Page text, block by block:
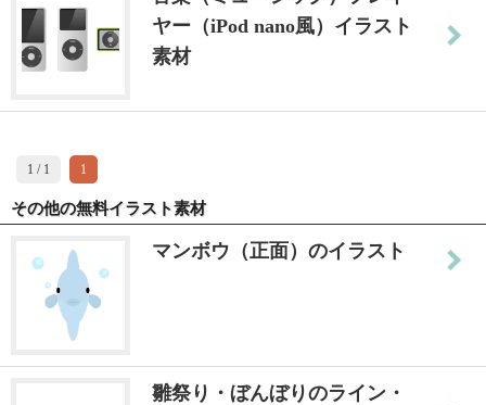
ヤー（iPod nano風）イラスト
素材
1 / 1 1
その他の無料イラスト素材
マンボウ（正面）のイラスト
雛祭り・ぼんぼりのライン・